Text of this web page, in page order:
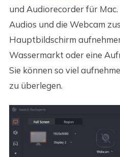
und Audiorecorder für
Audios und die Webcam
Hauptbildschirm
Wassermarkt oder eine
Sie können so viel
zu überlegen.